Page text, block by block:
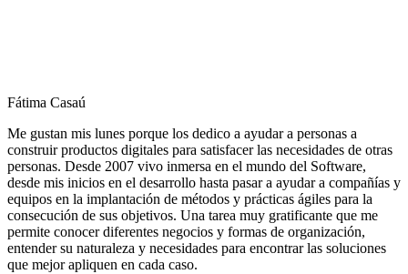
Fátima Casaú
Me gustan mis lunes porque los dedico a ayudar a personas a
construir productos digitales para satisfacer las necesidades de otras
personas. Desde 2007 vivo inmersa en el mundo del Software,
desde mis inicios en el desarrollo hasta pasar a ayudar a compañías y
equipos en la implantación de métodos y prácticas ágiles para la
consecución de sus objetivos. Una tarea muy gratificante que me
permite conocer diferentes negocios y formas de organización,
entender su naturaleza y necesidades para encontrar las soluciones
que mejor apliquen en cada caso.